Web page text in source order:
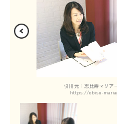
引用元：恵比寿マリア
https://ebisu-